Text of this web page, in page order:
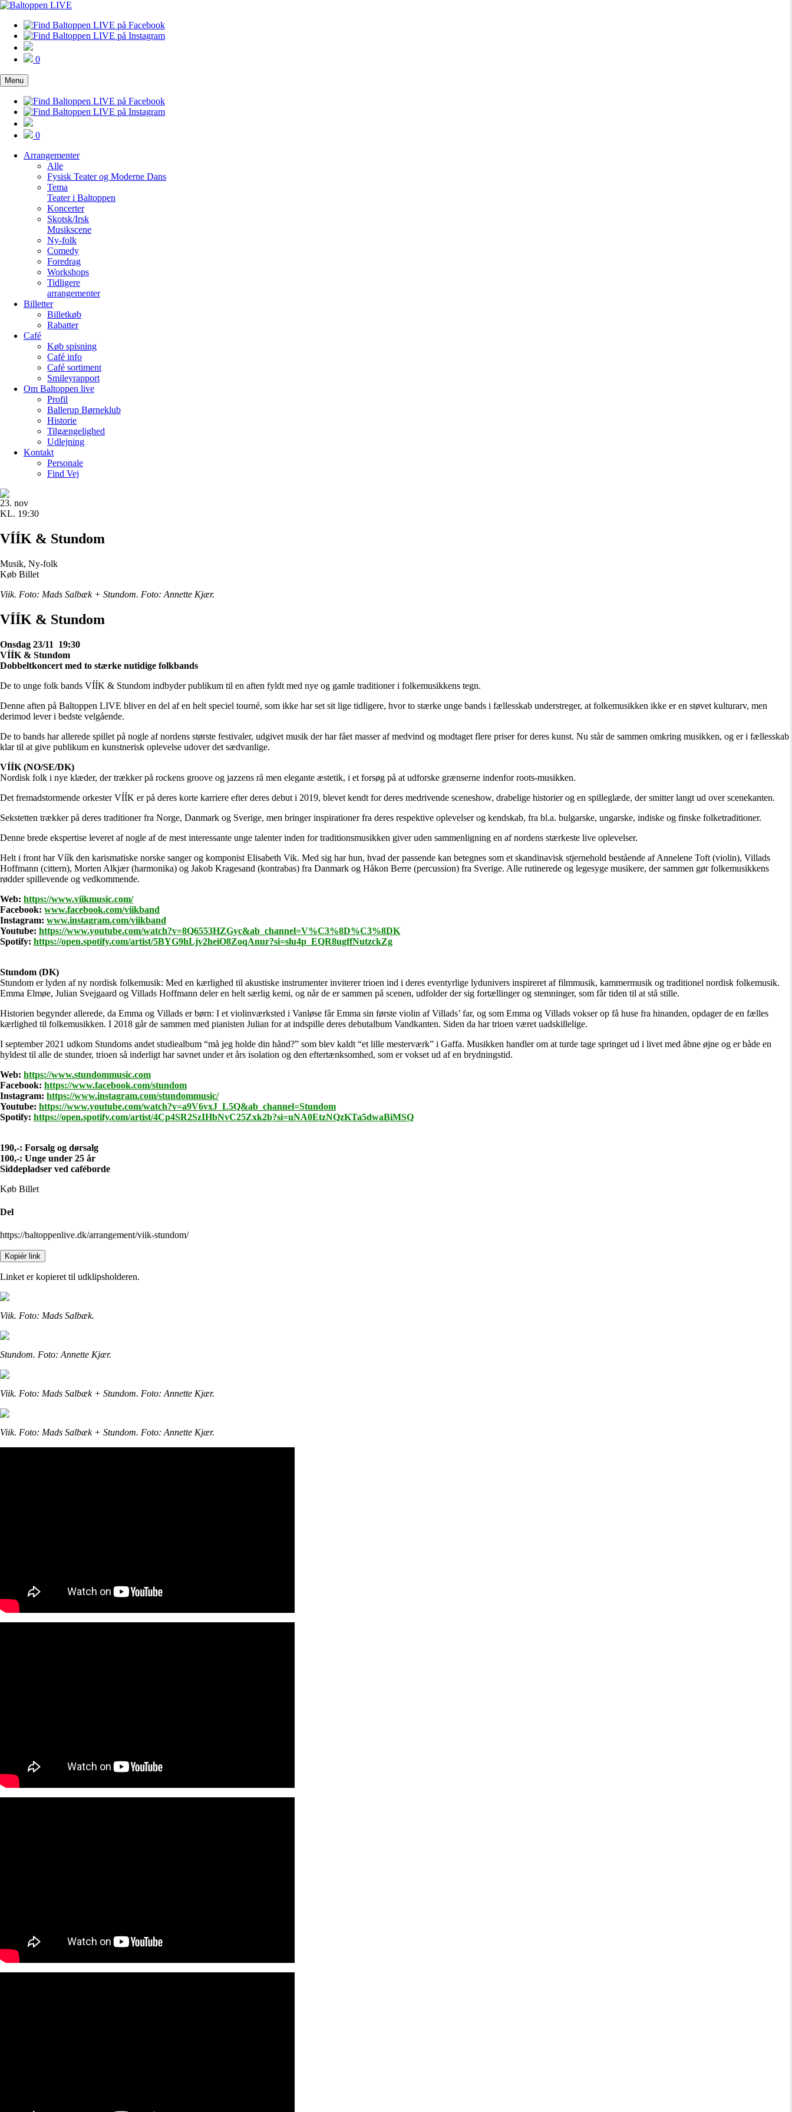
0
Menu
0
Arrangementer
Alle
Fysisk Teater og Moderne Dans
Tema
Teater i Baltoppen
Koncerter
Skotsk/Irsk
Musikscene
Ny-folk
Comedy
Foredrag
Workshops
Tidligere
arrangementer
Billetter
Billetkøb
Rabatter
Café
Køb spisning
Café info
Café sortiment
Smileyrapport
Om Baltoppen live
Profil
Ballerup Børneklub
Historie
Tilgængelighed
Udlejning
Kontakt
Personale
Find Vej
23. nov
KL. 19:30
VÍÍK & Stundom
Musik, Ny-folk
Køb Billet
Viik. Foto: Mads Salbæk + Stundom. Foto: Annette Kjær.
VÍÍK & Stundom
Onsdag 23/11 19:30
VÍÍK & Stundom
Dobbeltkoncert med to stærke nutidige folkbands
De to unge folk bands VÍÍK & Stundom indbyder publikum til en aften fyldt med nye og gamle traditioner i folkemusikkens tegn.
Denne aften på Baltoppen LIVE bliver en del af en helt speciel tourné, som ikke har set sit lige tidligere, hvor to stærke unge bands i fællesskab understreger, at folkemusikken ikke er en støvet kulturarv, men
derimod lever i bedste velgående.
De to bands har allerede spillet på nogle af nordens største festivaler, udgivet musik der har fået masser af medvind og modtaget flere priser for deres kunst. Nu står de sammen omkring musikken, og er i fællesskab
klar til at give publikum en kunstnerisk oplevelse udover det sædvanlige.
VÍÍK (NO/SE/DK)
Nordisk folk i nye klæder, der trækker på rockens groove og jazzens rå men elegante æstetik, i et forsøg på at udforske grænserne indenfor roots-musikken.
Det fremadstormende orkester VÍÍK er på deres korte karriere efter deres debut i 2019, blevet kendt for deres medrivende sceneshow, drabelige historier og en spilleglæde, der smitter langt ud over scenekanten.
Sekstetten trækker på deres traditioner fra Norge, Danmark og Sverige, men bringer inspirationer fra deres respektive oplevelser og kendskab, fra bl.a. bulgarske, ungarske, indiske og finske folketraditioner.
Denne brede ekspertise leveret af nogle af de mest interessante unge talenter inden for traditionsmusikken giver uden sammenligning en af nordens stærkeste live oplevelser.
Helt i front har Víík den karismatiske norske sanger og komponist Elisabeth Vik. Med sig har hun, hvad der passende kan betegnes som et skandinavisk stjernehold bestående af Annelene Toft (violin), Villads
Hoffmann (cittern), Morten Alkjær (harmonika) og Jakob Kragesand (kontrabas) fra Danmark og Håkon Berre (percussion) fra Sverige. Alle rutinerede og legesyge musikere, der sammen gør folkemusikkens
rødder spillevende og vedkommende.
Web: https://www.viikmusic.com/
Facebook: www.facebook.com/viikband
Instagram: www.instagram.com/viikband
Youtube: https://www.youtube.com/watch?v=8Q6553HZGyc&ab_channel=V%C3%8D%C3%8DK
Spotify: https://open.spotify.com/artist/5BYG9hLjv2heiO8ZoqAnur?si=slu4p_EQR8ugffNutzckZg
Stundom (DK)
Stundom er lyden af ny nordisk folkemusik: Med en kærlighed til akustiske instrumenter inviterer trioen ind i deres eventyrlige lydunivers inspireret af filmmusik, kammermusik og traditionel nordisk folkemusik.
Emma Elmøe, Julian Svejgaard og Villads Hoffmann deler en helt særlig kemi, og når de er sammen på scenen, udfolder der sig fortællinger og stemninger, som får tiden til at stå stille.
Historien begynder allerede, da Emma og Villads er børn: I et violinværksted i Vanløse får Emma sin første violin af Villads’ far, og som Emma og Villads vokser op få huse fra hinanden, opdager de en fælles
kærlighed til folkemusikken. I 2018 går de sammen med pianisten Julian for at indspille deres debutalbum Vandkanten. Siden da har trioen været uadskillelige.
I september 2021 udkom Stundoms andet studiealbum “må jeg holde din hånd?” som blev kaldt “et lille mesterværk” i Gaffa. Musikken handler om at turde tage springet ud i livet med åbne øjne og er både en
hyldest til alle de stunder, trioen så inderligt har savnet under et års isolation og den eftertænksomhed, som er vokset ud af en brydningstid.
Web: https://www.stundommusic.com
Facebook: https://www.facebook.com/stundom
Instagram: https://www.instagram.com/stundommusic/
Youtube: https://www.youtube.com/watch?v=a9V6vxJ_L5Q&ab_channel=Stundom
Spotify: https://open.spotify.com/artist/4Cp4SR2SzIHbNvC25Zxk2b?si=uNA0EtzNQzKTa5dwaBiMSQ
190,-: Forsalg og dørsalg
100,-: Unge under 25 år
Siddepladser ved caféborde
Køb Billet
Del
https://baltoppenlive.dk/arrangement/viik-stundom/
Kopiér link
Linket er kopieret til udklipsholderen.
Viik. Foto: Mads Salbæk.
Stundom. Foto: Annette Kjær.
Viik. Foto: Mads Salbæk + Stundom. Foto: Annette Kjær.
Viik. Foto: Mads Salbæk + Stundom. Foto: Annette Kjær.